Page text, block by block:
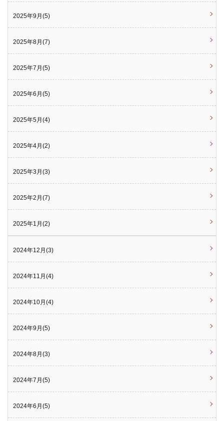
2025年9月(5)
2025年8月(7)
2025年7月(5)
2025年6月(5)
2025年5月(4)
2025年4月(2)
2025年3月(3)
2025年2月(7)
2025年1月(2)
2024年12月(3)
2024年11月(4)
2024年10月(4)
2024年9月(5)
2024年8月(3)
2024年7月(5)
2024年6月(5)